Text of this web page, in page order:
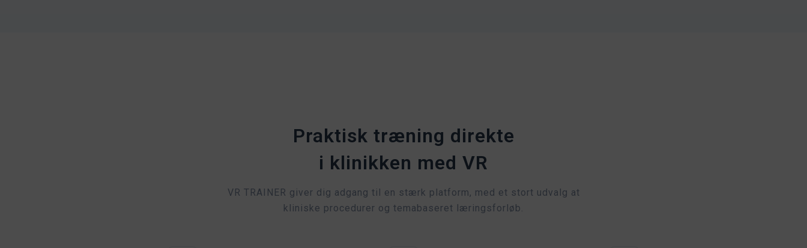
Praktisk træning direkte
i klinikken med VR
VR TRAINER giver dig adgang til en stærk platform, med et stort udvalg at
kliniske procedurer og temabaseret læringsforløb.